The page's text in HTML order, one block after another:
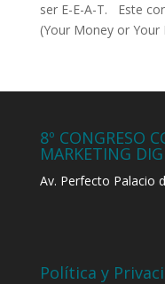
ser E-E-A-T. Este
(Your Money or Your
8º CONGRESO
MARKETING
Av. Perfecto Palacio
Política y